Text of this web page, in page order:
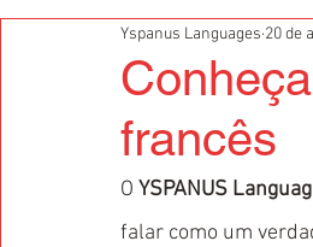
francês
Yspanus Languages 20 de
O YSPANUS
falar como um